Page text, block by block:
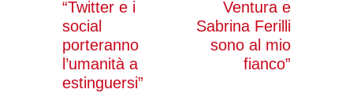
“Twitter e i
social
porteranno
l’umanità a
estinguersi”
Ventura e
Sabrina Ferilli
sono al mio
fianco”